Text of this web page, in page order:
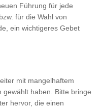
Führung für jede
für die Wahl von
ein wichtigeres Gebet
mit mangelhaftem
haben. Bitte bringe
hervor, die einen